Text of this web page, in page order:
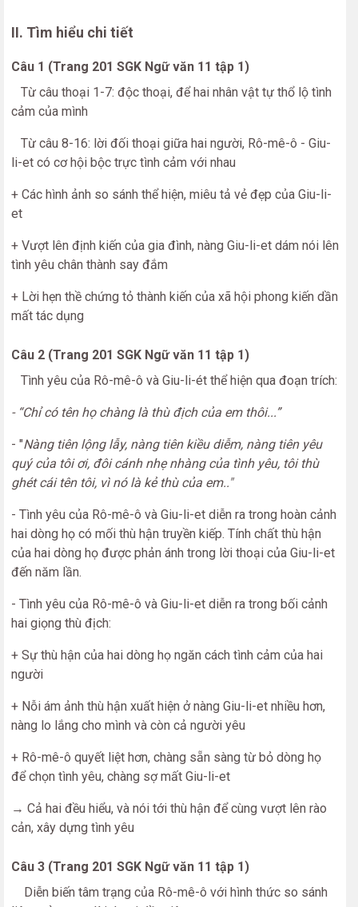
II. Tìm hiểu chi tiết
Câu 1 (Trang 201 SGK Ngữ văn 11 tập 1)
Từ câu thoại 1-7: độc thoại, để hai nhân vật tự thổ lộ tình
cảm của mình
Từ câu 8-16: lời đối thoại giữa hai người, Rô-mê-ô - Giu-
li-et có cơ hội bộc trực tình cảm với nhau
+ Các hình ảnh so sánh thể hiện, miêu tả vẻ đẹp của Giu-li-
et
+ Vượt lên định kiến của gia đình, nàng Giu-li-et dám nói lên
tình yêu chân thành say đắm
+ Lời hẹn thề chứng tỏ thành kiến của xã hội phong kiến dần
mất tác dụng
Câu 2 (Trang 201 SGK Ngữ văn 11 tập 1)
Tình yêu của Rô-mê-ô và Giu-li-ét thể hiện qua đoạn trích:
- “Chỉ có tên họ chàng là thù địch của em thôi...”
- "Nàng tiên lộng lẫy, nàng tiên kiều diễm, nàng tiên yêu
quý của tôi ơi, đôi cánh nhẹ nhàng của tình yêu, tôi thù
ghét cái tên tôi, vì nó là kẻ thù của em.."
- Tình yêu của Rô-mê-ô và Giu-li-et diễn ra trong hoàn cảnh
hai dòng họ có mối thù hận truyền kiếp. Tính chất thù hận
của hai dòng họ được phản ánh trong lời thoại của Giu-li-et
đến năm lần.
- Tình yêu của Rô-mê-ô và Giu-li-et diễn ra trong bối cảnh
hai giọng thù địch:
+ Sự thù hận của hai dòng họ ngăn cách tình cảm của hai
người
+ Nỗi ám ảnh thù hận xuất hiện ở nàng Giu-li-et nhiều hơn,
nàng lo lắng cho mình và còn cả người yêu
+ Rô-mê-ô quyết liệt hơn, chàng sẵn sàng từ bỏ dòng họ
để chọn tình yêu, chàng sợ mất Giu-li-et
→ Cả hai đều hiểu, và nói tới thù hận để cùng vượt lên rào
cản, xây dựng tình yêu
Câu 3 (Trang 201 SGK Ngữ văn 11 tập 1)
Diễn biến tâm trạng của Rô-mê-ô với hình thức so sánh